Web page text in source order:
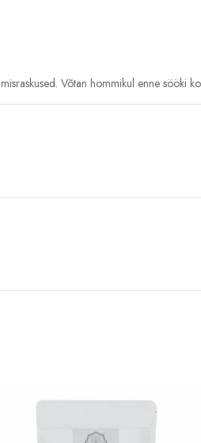
Võtan hommikul enne sööki